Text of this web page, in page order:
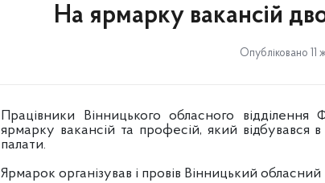
На ярмарку вакансій
Опубліковано 11
Працівники Вінницького обласного
ярмарку вакансій та професій, який відбувався
палати.
Ярмарок організував і провів Вінницький обласний